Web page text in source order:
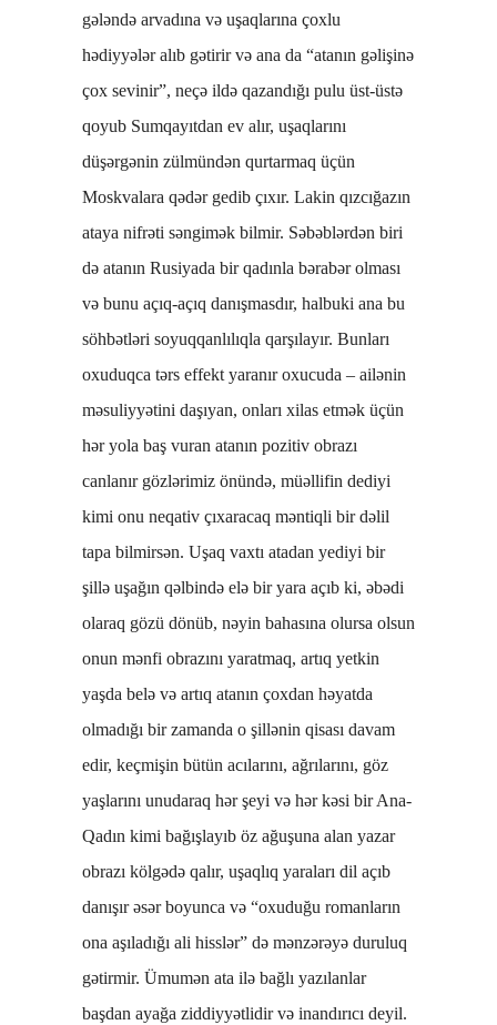
gələndə arvadına və uşaqlarına çoxlu
hədiyyələr alıb gətirir və ana da “atanın gəlişinə
çox sevinir”, neçə ildə qazandığı pulu üst-üstə
qoyub Sumqayıtdan ev alır, uşaqlarını
düşərgənin zülmündən qurtarmaq üçün
Moskvalara qədər gedib çıxır. Lakin qızcığazın
ataya nifrəti səngimək bilmir. Səbəblərdən biri
də atanın Rusiyada bir qadınla bərabər olması
və bunu açıq-açıq danışmasdır, halbuki ana bu
söhbətləri soyuqqanlılıqla qarşılayır. Bunları
oxuduqca tərs effekt yaranır oxucuda – ailənin
məsuliyyətini daşıyan, onları xilas etmək üçün
hər yola baş vuran atanın pozitiv obrazı
canlanır gözlərimiz önündə, müəllifin dediyi
kimi onu neqativ çıxaracaq məntiqli bir dəlil
tapa bilmirsən. Uşaq vaxtı atadan yediyi bir
şillə uşağın qəlbində elə bir yara açıb ki, əbədi
olaraq gözü dönüb, nəyin bahasına olursa olsun
onun mənfi obrazını yaratmaq, artıq yetkin
yaşda belə və artıq atanın çoxdan həyatda
olmadığı bir zamanda o şillənin qisası davam
edir, keçmişin bütün acılarını, ağrılarını, göz
yaşlarını unudaraq hər şeyi və hər kəsi bir Ana-
Qadın kimi bağışlayıb öz ağuşuna alan yazar
obrazı kölgədə qalır, uşaqlıq yaraları dil açıb
danışır əsər boyunca və “oxuduğu romanların
ona aşıladığı ali hisslər” də mənzərəyə duruluq
gətirmir. Ümumən ata ilə bağlı yazılanlar
başdan ayağa ziddiyyətlidir və inandırıcı deyil.